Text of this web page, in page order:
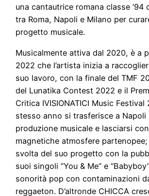
una cantautrice romana classe ’94
tra Roma, Napoli e Milano per
progetto musicale.
Musicalmente attiva dal 2020, è a
2022 che l’artista inizia a
suo lavoro, con la finale del TMF
del Lunatika Contest 2022 e il
Critica IVISIONATICI Music Festival
stesso anno si trasferisce a Napoli
produzione musicale e lasciarsi
magnetiche atmosfere
svolta del suo progetto con la
suoi singoli “You & Me” e
sonorità pop con contaminazioni
reggaeton. D’altronde CHICCA